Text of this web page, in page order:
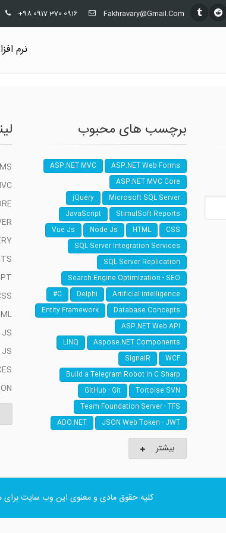
+98 0917 370 0916 Fakhravary@Gmail.Com
نرم
JS
برچسب های محبوب
ASP.NET Web Forms
ASP.NET MVC
ASP.NET MVC Core
Microsoft SQL Server
jQuery
StimulSoft Reports
JavaScript
CSS
HTML
Node Js
Vue Js
SQL Server Integration Services
SQL Server Replication
Search Engine Optimization - SEO
Artificial intelligence
Delphi
C#
Database Concepts
Entity Framework
ASP.NET Web API
Aspose.NET Components
LINQ
WCF
SignalR
Build a Telegram Robot in C Sharp
Tortoise SVN
GitHub - Git
Team Foundation Server - TFS
JSON Web Token - JWT
ADO.NET
بیشتر
کلیه حقوق مادی و معنوی این وب سایت برای